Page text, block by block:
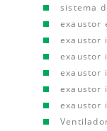
sistema
exaustor
exaustor
exaustor
exaustor
exaustor
exaustor